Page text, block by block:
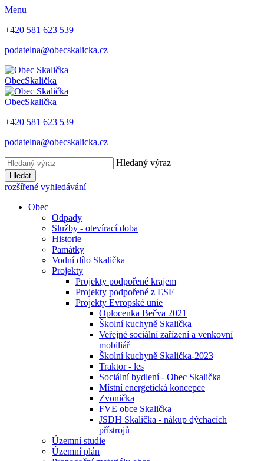
Menu
+420 581 623 539
podatelna@obecskalicka.cz
ObecSkalička
ObecSkalička
+420 581 623 539
podatelna@obecskalicka.cz
Hledaný výraz
Hledat
rozšířené vyhledávání
Obec
Odpady
Služby - otevírací doba
Historie
Památky
Vodní dílo Skalička
Projekty
Projekty podpořené krajem
Projekty podpořené z ESF
Projekty Evropské unie
Oplocenka Bečva 2021
Školní kuchyně Skalička
Veřejné sociální zařízení a venkovní
mobiliář
Školní kuchyně Skalička-2023
Traktor - les
Sociální bydlení - Obec Skalička
Místní energetická koncepce
Zvonička
FVE obce Skalička
JSDH Skalička - nákup dýchacích
přístrojů
Územní studie
Územní plán